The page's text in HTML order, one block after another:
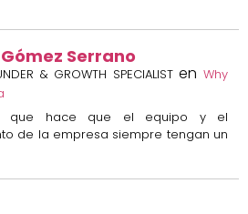
Serrano
& GROWTH SPECIALISTenWhy
que hace que el equipo y el
de la empresa siempre tengan un